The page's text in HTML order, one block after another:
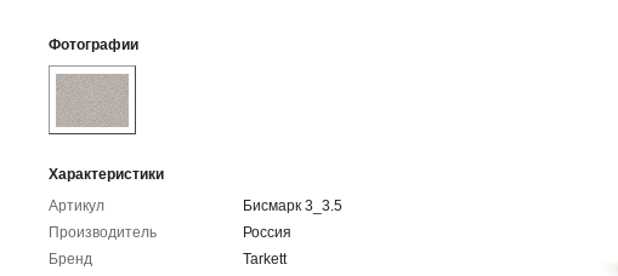
Фотографии
Характеристики
Артикул
Бисмарк 3_3.5
Производитель
Россия
Бренд
Tarkett